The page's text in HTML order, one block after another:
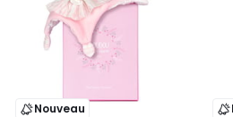
Nouveau